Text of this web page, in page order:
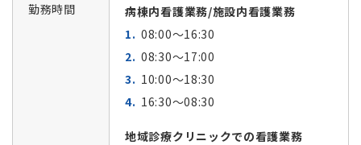
勤務時間
病棟内看護業務/施設内看護業務
08:00～16:30
08:30～17:00
10:00～18:30
16:30～08:30
地域診療クリニックでの看護業務